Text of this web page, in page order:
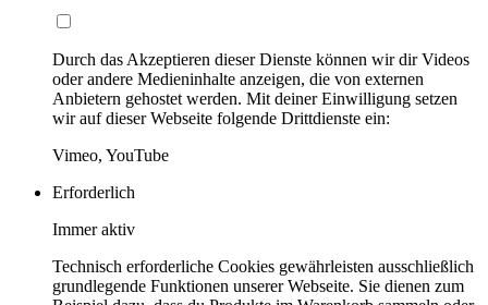
Durch das Akzeptieren dieser Dienste können wir dir Videos
oder andere Medieninhalte anzeigen, die von externen
Anbietern gehostet werden. Mit deiner Einwilligung setzen
wir auf dieser Webseite folgende Drittdienste ein:
Vimeo, YouTube
Erforderlich
Immer aktiv
Technisch erforderliche Cookies gewährleisten ausschließlich
grundlegende Funktionen unserer Webseite. Sie dienen zum